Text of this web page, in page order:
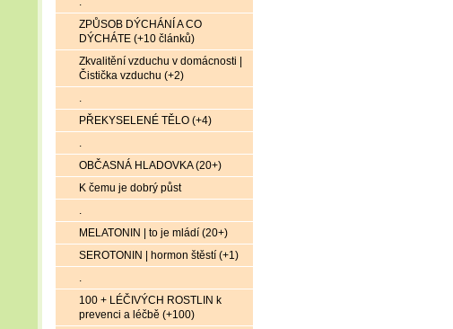
ZPŮSOB DÝCHÁNÍ A CO
DÝCHÁTE (+10 článků)
Zkvalitění vzduchu v domácnosti |
Čistička vzduchu (+2)
.
PŘEKYSELENÉ TĚLO (+4)
.
OBČASNÁ HLADOVKA (20+)
K čemu je dobrý půst
.
MELATONIN | to je mládí (20+)
SEROTONIN | hormon štěstí (+1)
.
100 + LÉČIVÝCH ROSTLIN k
prevenci a léčbě (+100)